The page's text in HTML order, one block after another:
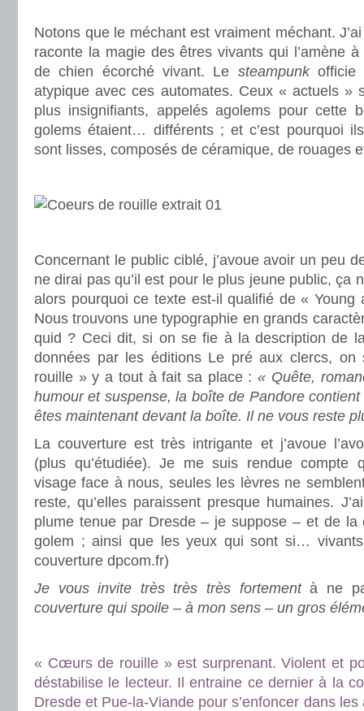
Notons que le méchant est vraiment méchant.
raconte la magie des êtres vivants qui l’amène
de chien écorché vivant. Le steampunkofficie
atypique avec ces automates. Ceux « actuels »
plus insignifiants, appelés agolems pour cette
golems étaient… différents ; et c’est pourquoi
sont lisses, composés de céramique, de rouages
Concernant le public ciblé, j’avoue avoir un peu
ne dirai pas qu’il est pour le plus jeune public, ça
alors pourquoi ce texte est-il qualifié de « Young
Nous trouvons une typographie en grands
quid ? Ceci dit, si on se fie à la description de
données par les éditions Le pré aux clercs,
rouille » y a tout à fait sa place :« Quête,
humour et suspense, la boîte de Pandore
êtes maintenant devant la boîte. Il ne vous reste
La couverture est très intrigante et j’avoue
(plus qu’étudiée). Je me suis rendue compte
visage face à nous, seules les lèvres ne
reste, qu’elles paraissent presque humaines.
plume tenue par Dresde – je suppose – et de la
golem ; ainsi que les yeux qui sont si…
couverture dpcom.fr)
Je vous invite très très très fortementà ne
couverture qui spoile – à mon sens – un gros
« Cœurs de rouille » est surprenant. Violent et
déstabilise le lecteur. Il entraine ce dernier à la
Dresde et Pue-la-Viande pour s’enfoncer dans les